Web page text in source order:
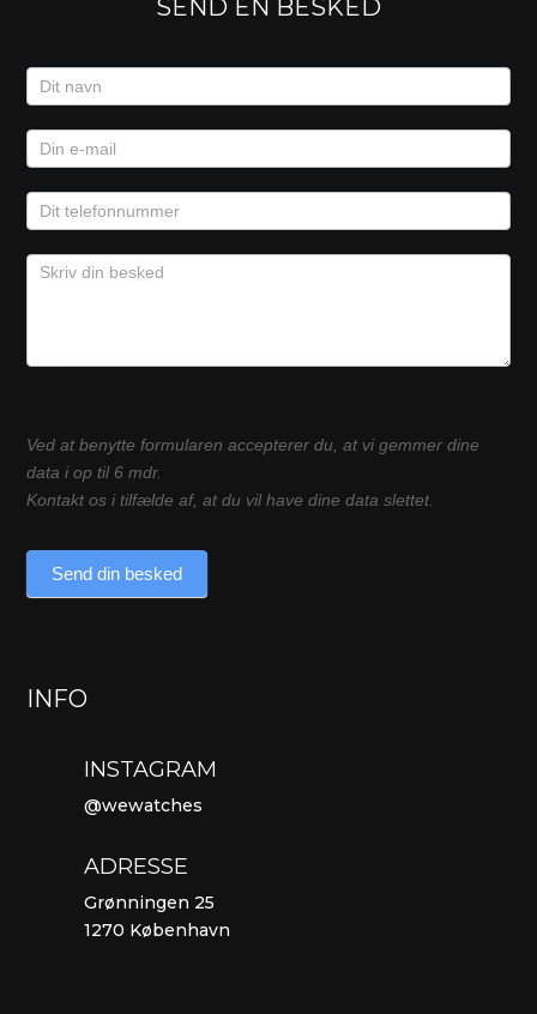
SEND EN BESKED
Kontaktformular
Ved at benytte formularen accepterer du, at vi gemmer dine
data i op til 6 mdr.
Kontakt os i tilfælde af, at du vil have dine data slettet.
Send din besked
INFO
INSTAGRAM
@wewatches
ADRESSE
Grønningen 25
1270 København